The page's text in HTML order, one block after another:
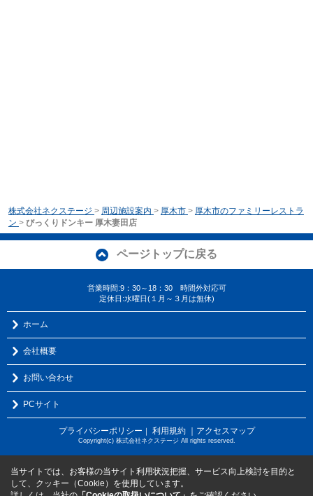
株式会社ネクステージ > 周辺施設案内 > 厚木市 > 厚木市のファミリーレストラ
ン > びっくりドンキー 厚木妻田店
ページトップに戻る
営業時間:9：30～18：30 時間外対応可
定休日:水曜日(１月～３月は無休)
ホーム
会社概要
お問い合わせ
PCサイト
プライバシーポリシー ｜ 利用規約 ｜アクセスマップ
Copyright(c) 株式会社ネクステージ All rights reserved.
当サイトでは、お客様の当サイト利用状況把握、サービス向上検討を目的と
して、クッキー（Cookie）を使用しています。